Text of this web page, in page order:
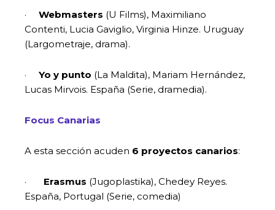
· Webmasters (U Films), Maximiliano
Contenti, Lucia Gaviglio, Virginia Hinze. Uruguay
(Largometraje, drama).
· Yo y punto (La Maldita), Mariam Hernández,
Lucas Mirvois. España (Serie, dramedia).
Focus Canarias
A esta sección acuden 6 proyectos canarios:
· Erasmus (Jugoplastika), Chedey Reyes.
España, Portugal (Serie, comedia)